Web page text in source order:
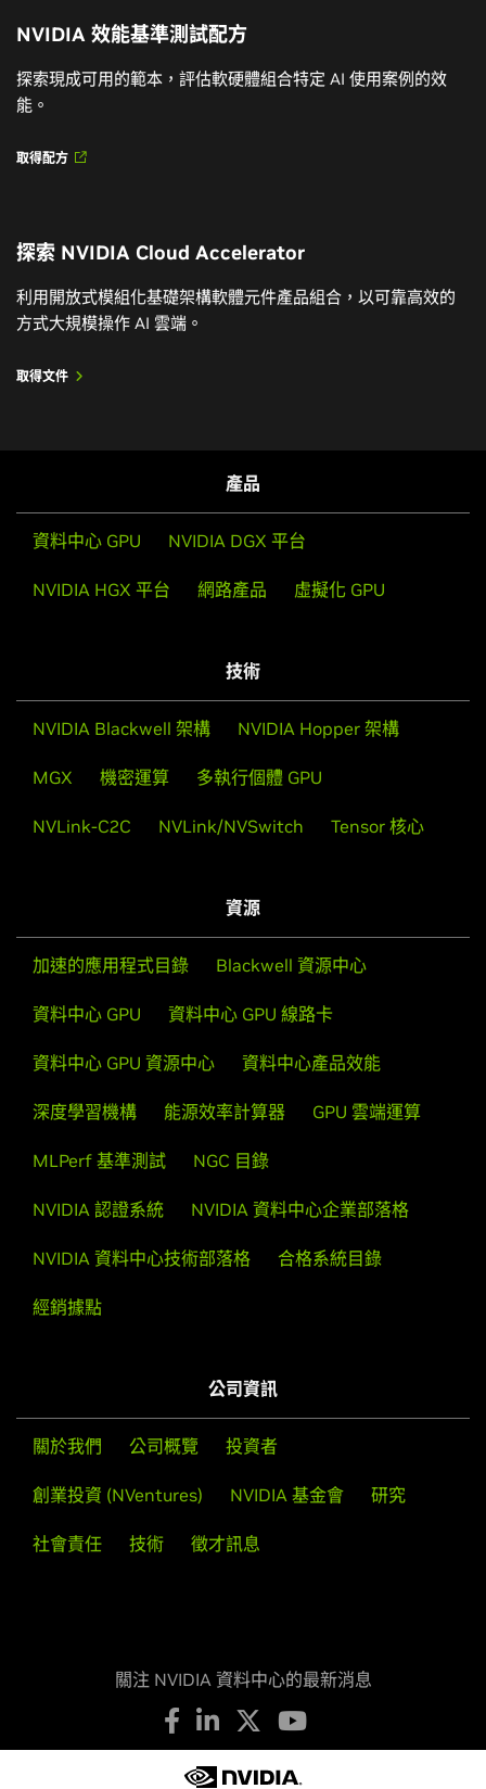
NVIDIA 效能基準測試配方
探索現成可用的範本，評估軟硬體組合特定 AI 使用案例的效
能。
取得配方
探索 NVIDIA Cloud Accelerator
利用開放式模組化基礎架構軟體元件產品組合，以可靠高效的
方式大規模操作 AI 雲端。
取得文件
產品
資料中心 GPU NVIDIA DGX 平台
NVIDIA HGX 平台 網路產品 虛擬化 GPU
技術
NVIDIA Blackwell 架構 NVIDIA Hopper 架構
MGX 機密運算 多執行個體 GPU
NVLink-C2C NVLink/NVSwitch Tensor 核心
資源
加速的應用程式目錄 Blackwell 資源中心
資料中心 GPU 資料中心 GPU 線路卡
資料中心 GPU 資源中心 資料中心產品效能
深度學習機構 能源效率計算器 GPU 雲端運算
MLPerf 基準測試 NGC 目錄
NVIDIA 認證系統 NVIDIA 資料中心企業部落格
NVIDIA 資料中心技術部落格 合格系統目錄
經銷據點
公司資訊
關於我們 公司概覽 投資者
創業投資 (NVentures) NVIDIA 基金會 研究
社會責任 技術 徵才訊息
關注 NVIDIA 資料中心的最新消息